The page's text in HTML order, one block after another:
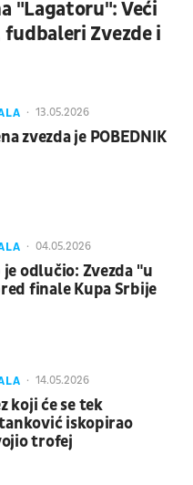
"Lagatoru": Veći
Zvezde i
13.05.2026
zvezda je POBEDNIK
04.05.2026
je odlučio: Zvezda "u
finale Kupa Srbije
14.05.2026
koji će se tek
iskopirao
trofej